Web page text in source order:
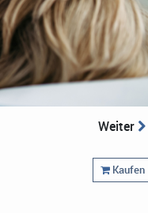
Weiter
Kaufen